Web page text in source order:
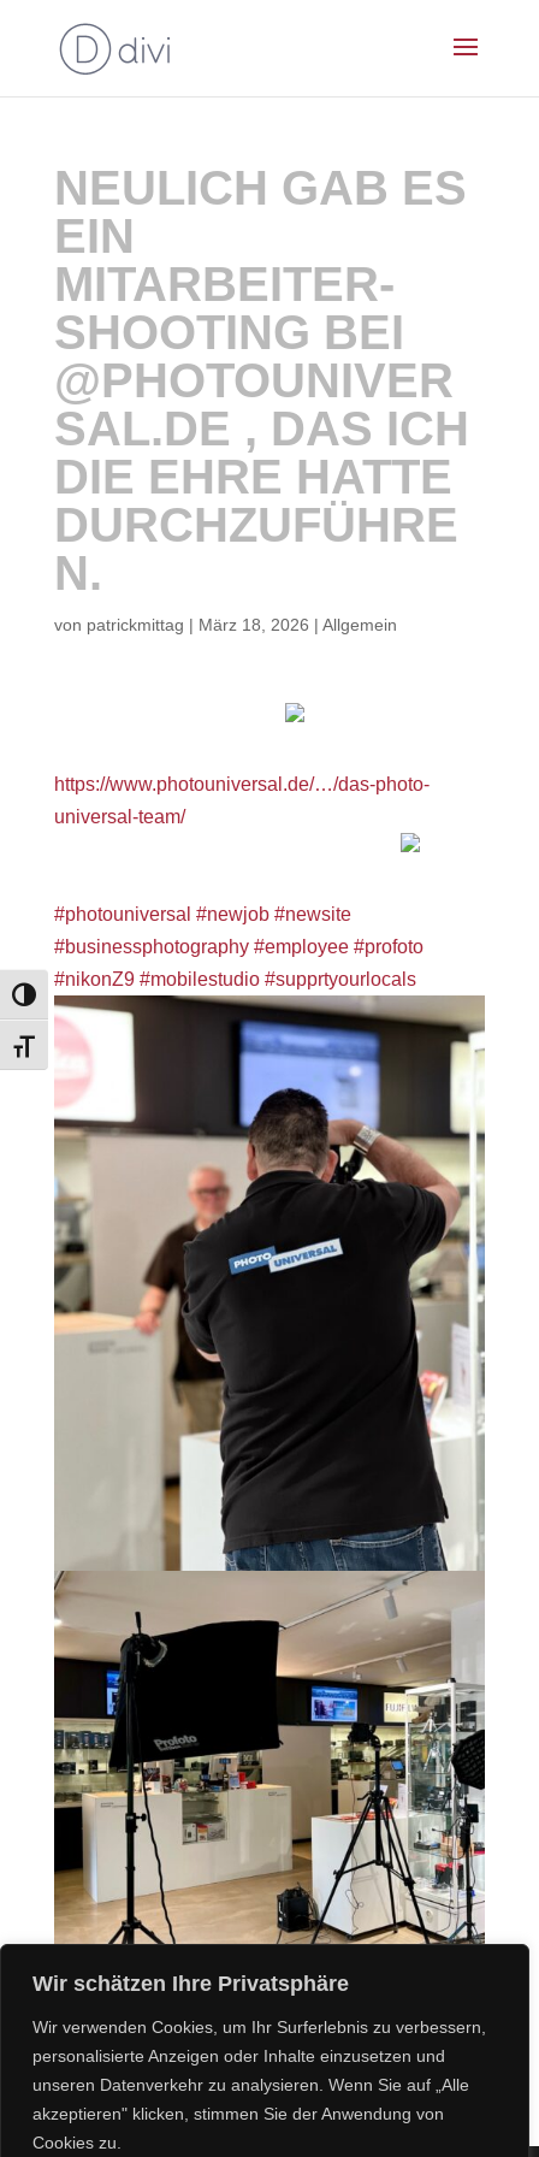
Wir schätzen Ihre Privatsphäre
Wir verwenden Cookies, um Ihr Surferlebnis zu verbessern,
personalisierte Anzeigen oder Inhalte einzusetzen und
unseren Datenverkehr zu analysieren. Wenn Sie auf „Alle
akzeptieren" klicken, stimmen Sie der Anwendung von
Cookies zu.
Umschalten auf hohe Kontraste
Schrift vergrößern
NEULICH GAB ES
EIN
MITARBEITER-
SHOOTING BEI
@PHOTOUNIVER
SAL.DE , DAS ICH
DIE EHRE HATTE
DURCHZUFÜHRE
N.
von patrickmittag | März 18, 2026 | Allgemein
https://www.photouniversal.de/…/das-photo-
universal-team/
#photouniversal #newjob #newsite
#businessphotography #employee #profoto
#nikonZ9 #mobilestudio #supprtyourlocals